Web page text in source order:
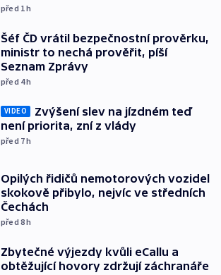
před 1h
Šéf ČD vrátil bezpečnostní prověrku,
ministr to nechá prověřit, píší
Seznam Zprávy
před 4h
VIDEO
Zvýšení slev na jízdném teď
není priorita, zní z vlády
před 7h
Opilých řidičů nemotorových vozidel
skokově přibylo, nejvíc ve středních
Čechách
před 8h
Zbytečné výjezdy kvůli eCallu a
obtěžující hovory zdržují záchranáře